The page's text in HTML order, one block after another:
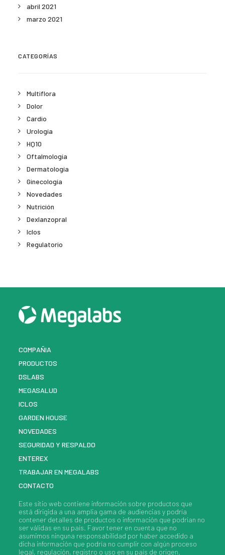
abril 2021
marzo 2021
CATEGORÍAS
Multiflora
Dolor
Cardio
Urología
HQ10
Oftalmología
Dermatología
Ginecología
Novedades
Nutrición
Dexlanzopral
Iclos
Regulatorio
COMPAÑIA
PRODUCTOS
DSLABS
MEGASALUD
ICLOS
GARDEN HOUSE
NOVEDADES
SEGURIDAD Y RESPALDO
ENTEREX
TRABAJAR EN MEGALABS
CONTACTO
Este sitio web contiene información sobre productos que
está dirigida a una amplia gama de audiencias y podría
contener detalles de productos o información que podrían no
ser válidas en su país. Favor tener en cuenta que no
asumimos ninguna responsabilidad por haber accedido a
dicha información que podría no cumplir con algún proceso
legal, regulación, registro o uso en su país de origen.